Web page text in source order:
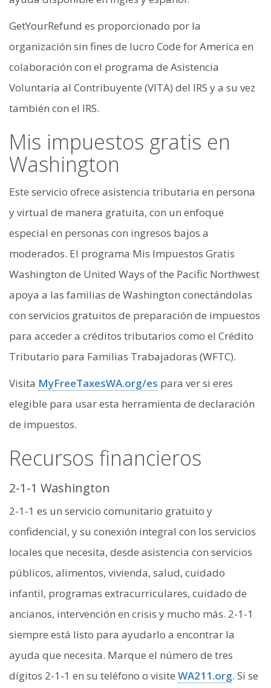
GetYourRefund es proporcionado por la
organización sin fines de lucro Code for America en
colaboración con el programa de Asistencia
Voluntaria al Contribuyente (VITA) del IRS y a su vez
también con el IRS.
Mis impuestos gratis en
Washington
Este servicio ofrece asistencia tributaria en persona
y virtual de manera gratuita, con un enfoque
especial en personas con ingresos bajos a
moderados. El programa Mis Impuestos Gratis
Washington de United Ways of the Pacific Northwest
apoya a las familias de Washington conectándolas
con servicios gratuitos de preparación de impuestos
para acceder a créditos tributarios como el Crédito
Tributario para Familias Trabajadoras (WFTC).
Visita MyFreeTaxesWA.org/es para ver si eres
elegible para usar esta herramienta de declaración
de impuestos.
Recursos financieros
2-1-1 Washington
2-1-1 es un servicio comunitario gratuito y
confidencial, y su conexión integral con los servicios
locales que necesita, desde asistencia con servicios
públicos, alimentos, vivienda, salud, cuidado
infantil, programas extracurriculares, cuidado de
ancianos, intervención en crisis y mucho más. 2-1-1
siempre está listo para ayudarlo a encontrar la
ayuda que necesita. Marque el número de tres
dígitos 2-1-1 en su teléfono o visite WA211.org. Si se